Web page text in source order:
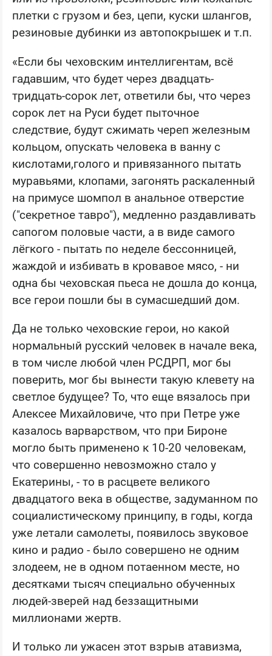
плетки с грузом и без, цепи, куски шлангов,
резиновые дубинки из автопокрышек и т.п.
«Если бы чеховским интеллигентам, всё
гадавшим, что будет через двадцать-
тридцать-сорок лет, ответили бы, что через
сорок лет на Руси будет пыточное
следствие, будут сжимать череп железным
кольцом, опускать человека в ванну с
кислотами,голого и привязанного пытать
муравьями, клопами, загонять раскаленный
на примусе шомпол в анальное отверстие
("секретное тавро"), медленно раздавливать
сапогом половые части, а в виде самого
лёгкого - пытать по неделе бессонницей,
жаждой и избивать в кровавое мясо, - ни
одна бы чеховская пьеса не дошла до конца,
все герои пошли бы в сумасшедший дом.
Да не только чеховские герои, но какой
нормальный русский человек в начале века,
в том числе любой член РСДРП, мог бы
поверить, мог бы вынести такую клевету на
светлое будущее? То, что еще вязалось при
Алексее Михайловиче, что при Петре уже
казалось варварством, что при Бироне
могло быть применено к 10-20 человекам,
что совершенно невозможно стало у
Екатерины, - то в расцвете великого
двадцатого века в обществе, задуманном по
социалистическому принципу, в годы, когда
уже летали самолеты, появилось звуковое
кино и радио - было совершено не одним
злодеем, не в одном потаенном месте, но
десятками тысяч специально обученных
людей-зверей над беззащитными
миллионами жертв.
И только ли ужасен этот взрыв атавизма,